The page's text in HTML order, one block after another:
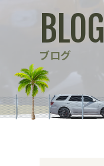
BLOG
ブログ